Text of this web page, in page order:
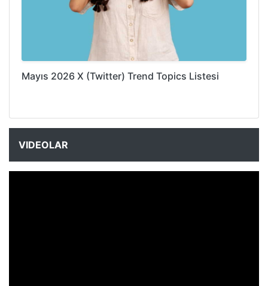
Mayıs 2026 X (Twitter) Trend Topics Listesi
VIDEOLAR